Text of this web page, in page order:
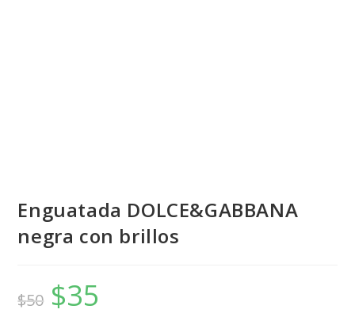
Enguatada DOLCE&GABBANA
negra con brillos
$50
El
precio
original
$35